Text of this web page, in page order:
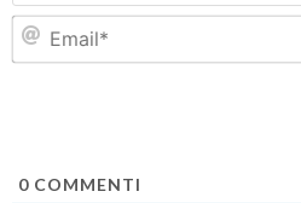
0 COMMENTI